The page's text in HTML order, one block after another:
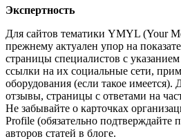
Экспертность
Для сайтов тематики YMYL (Your
прежнему актуален упор на
страницы специалистов с
ссылки на их социальные сети,
оборудования (если такое имеется).
отзывы, страницы с ответами на
Не забывайте о карточках
Profile (обязательно подтверждайте
авторов статей в блоге.